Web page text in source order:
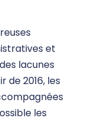
et
lacunes
de 2016, les
les